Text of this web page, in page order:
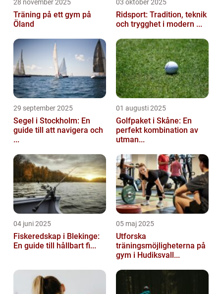
28 november 2025
Träning på ett gym på
Öland
03 oktober 2025
Ridsport: Tradition, teknik
och trygghet i modern ...
29 september 2025
Segel i Stockholm: En
guide till att navigera och
...
01 augusti 2025
Golfpaket i Skåne: En
perfekt kombination av
utman...
04 juni 2025
Fiskeredskap i Blekinge:
En guide till hållbart fi...
05 maj 2025
Utforska
träningsmöjligheterna på
gym i Hudiksvall...